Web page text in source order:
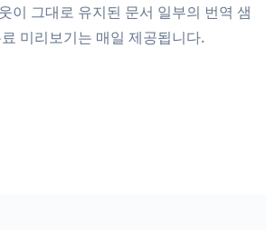
이 그대로 유지된 문서 일부의 번역 샘
미리보기는 매일 제공됩니다.